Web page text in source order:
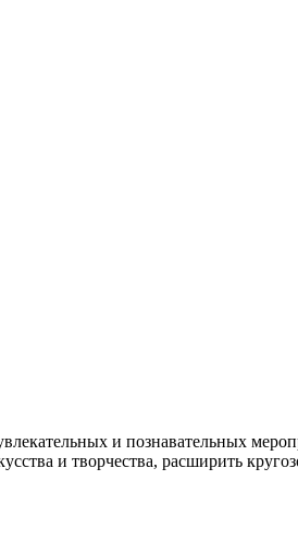
и познавательных
и творчества, расширить